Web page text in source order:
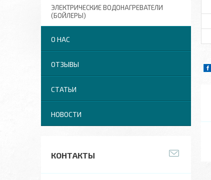
ЭЛЕКТРИЧЕСКИЕ ВОДОНАГРЕВАТЕЛИ
(БОЙЛЕРЫ)
О НАС
ОТЗЫВЫ
СТАТЬИ
НОВОСТИ
КОНТАКТЫ